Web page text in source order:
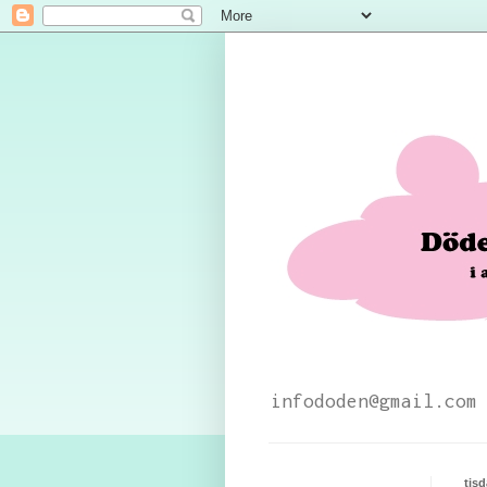
infododen@gmail.com